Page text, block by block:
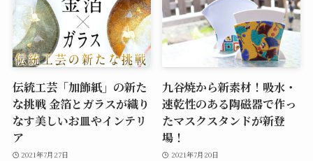
伝統工芸「加飾紙」の新た
な挑戦 金箔とガラスが織り
なす美しいお皿やインテリ
ア
2021年7月27日
九谷焼から新素材！吸水・
速乾性のある陶磁器で作っ
たマスクスタンドが新登
場！
2021年7月20日